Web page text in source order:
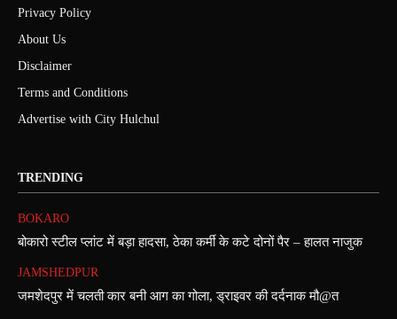
Privacy Policy
About Us
Disclaimer
Terms and Conditions
Advertise with City Hulchul
TRENDING
BOKARO
बोकारो स्टील प्लांट में बड़ा हादसा, ठेका कर्मी के कटे दोनों पैर – हालत नाजुक
JAMSHEDPUR
जमशेदपुर में चलती कार बनी आग का गोला, ड्राइवर की दर्दनाक मौ@त